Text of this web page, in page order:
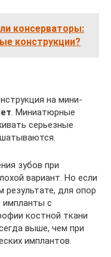
консерваторы:
конструкции?
на мини-
. Миниатюрные
серьезные
зубов при
вариант. Но если
результате, для опор
импланты с
костной ткани
выше, чем при
имплантов.